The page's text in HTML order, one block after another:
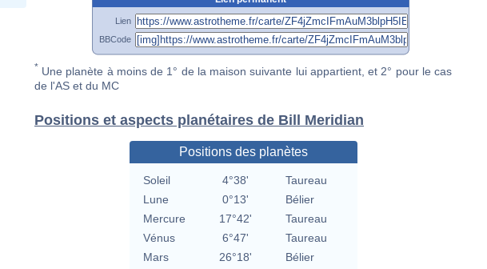
Lien
BBCode
* Une planète à moins de 1° de la maison suivante lui appartient, et 2° pour le cas
de l'AS et du MC
Positions et aspects planétaires de Bill Meridian
Positions des planètes
Soleil 4°38'
Taureau
Lune
0°13'
Bélier
Mercure
17°42'
Taureau
Vénus
6°47'
Taureau
Mars
26°18'
Bélier